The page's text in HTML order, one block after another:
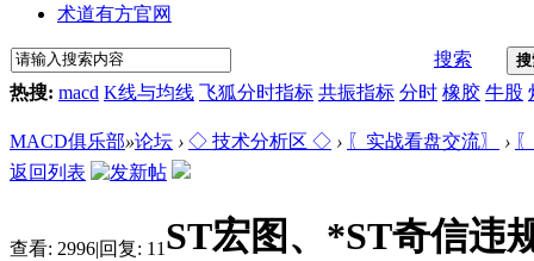
术道有方官网
搜索
热搜: macd K线与均线 飞狐分时指标 共振指标 分时 橡胶 牛股
MACD俱乐部»论坛 › ◇ 技术分析区 ◇ › 〖实战看盘交流〗 ›
返回列表
查看: 2996|回复: 11 ST宏图、*ST奇信违